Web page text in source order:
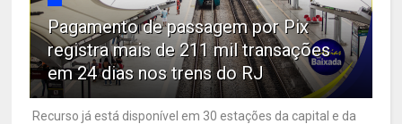
Pagamento de passagem por Pix
registra mais de 211 mil transações
em 24 dias nos trens do RJ
Recurso já está disponível em 30 estações da capital e da